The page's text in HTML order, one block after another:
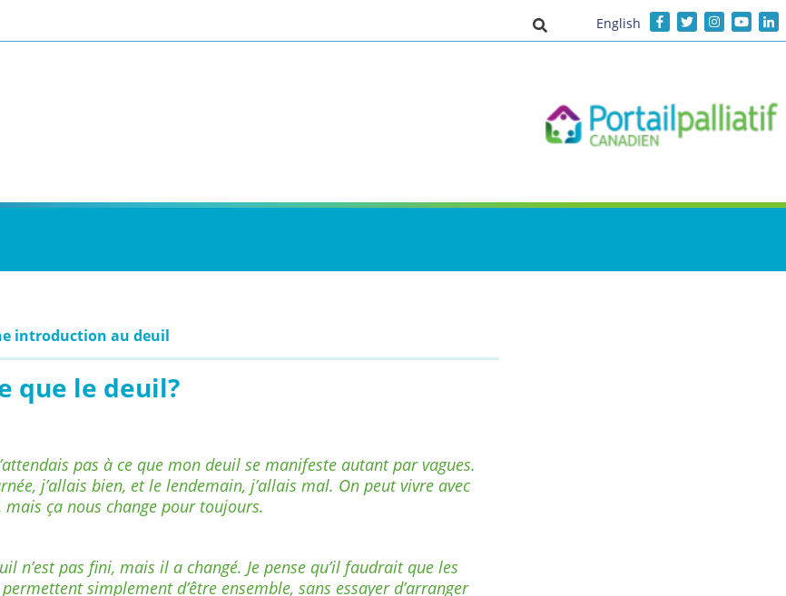
Activer/désactiver la saisie de
English
introduction au deuil
que le deuil?
pas à ce que mon deuil se manifeste autant par vagues.
j’allais bien, et le lendemain, j’allais mal. On peut vivre avec
mais ça nous change pour toujours.
n’est pas fini, mais il a changé. Je pense qu’il faudrait que les
simplement d’être ensemble, sans essayer d’arranger